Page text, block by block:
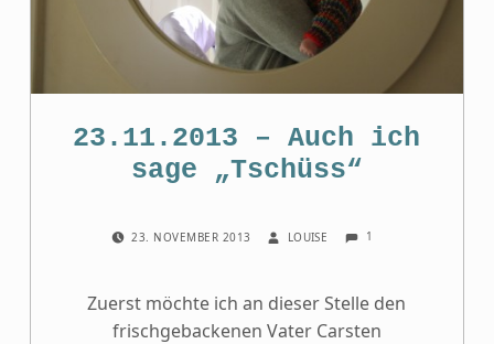
23.11.2013 – Auch ich
sage „Tschüss“
23. NOVEMBER 2013 LOUISE 1
Zuerst möchte ich an dieser Stelle den
frischgebackenen Vater Carsten